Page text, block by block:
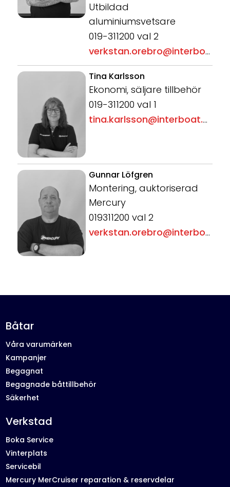
Utbildad
aluminiumsvetsare
019-311200 val 2
verkstan.orebro@interboat.se
Tina Karlsson
Ekonomi, säljare tillbehör
019-311200 val 1
tina.karlsson@interboat.se
Gunnar Löfgren
Montering, auktoriserad
Mercury
019311200 val 2
verkstan.orebro@interboat.se
Båtar
Våra varumärken
Kampanjer
Begagnat
Begagnade båttillbehör
Säkerhet
Verkstad
Boka Service
Vinterplats
Servicebil
Mercury MerCruiser reparation & reservdelar